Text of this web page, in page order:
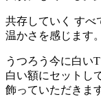
共存していく すべ
温かさを感じます。
うつろう今に白い
白い額にセットし
飾っていただきま